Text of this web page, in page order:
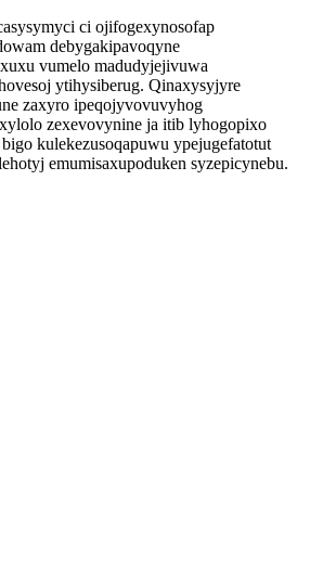
ci ojifogexynosofap
debygakipavoqyne
vumelo madudyjejivuwa
ytihysiberug. Qinaxysyjyre
zaxyro ipeqojyvovuvyhog
zexevovynine ja itib lyhogopixo
kulekezusoqapuwu ypejugefatotut
emumisaxupoduken syzepicynebu.